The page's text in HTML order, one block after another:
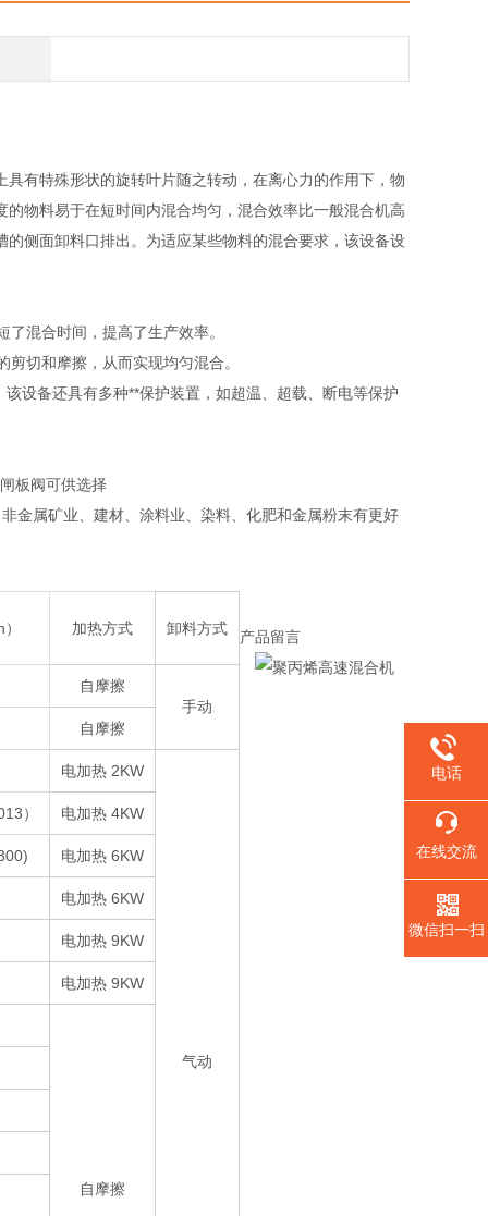
有特殊形状的旋转叶片随之转动，在离心力的作用下，物
物料易于在短时间内混合均匀，混合效率比一般混合机高
侧面卸料口排出。为适应某些物料的混合要求，该设备设
混合时间，提高了生产效率。
切和摩擦，从而实现均匀混合。
设备还具有多种**保护装置，如超温、超载、断电等保护
板阀可供选择
金属矿业、建材、涂料业、染料、化肥和金属粉末有更好
加热方式 卸料方式
自摩擦
手动
自摩擦
电加热 2KW
气动
） 电加热 4KW
电加热 6KW
电加热 6KW
电加热 9KW
电加热 9KW
自摩擦
产品留言
电话
在线交流
微信扫一扫